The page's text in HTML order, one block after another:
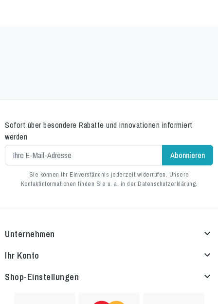
Sofort über besondere Rabatte und Innovationen informiert
werden
Sie können Ihr Einverständnis jederzeit widerrufen. Unsere
Kontaktinformationen finden Sie u. a. in der Datenschutzerklärung.
Unternehmen 
Ihr Konto 
Shop-Einstellungen 